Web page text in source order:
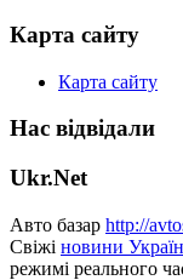
Карта сайту
Карта сайту
Нас відвідали
Ukr.Net
Авто базар http://
Свіжі новини
режимі реального